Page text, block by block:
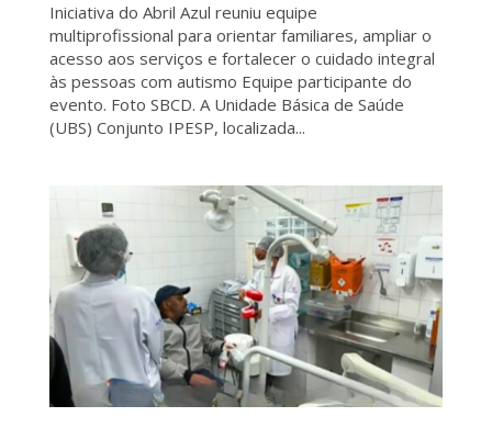
Iniciativa do Abril Azul reuniu equipe
multiprofissional para orientar familiares, ampliar o
acesso aos serviços e fortalecer o cuidado integral
às pessoas com autismo Equipe participante do
evento. Foto SBCD. A Unidade Básica de Saúde
(UBS) Conjunto IPESP, localizada...